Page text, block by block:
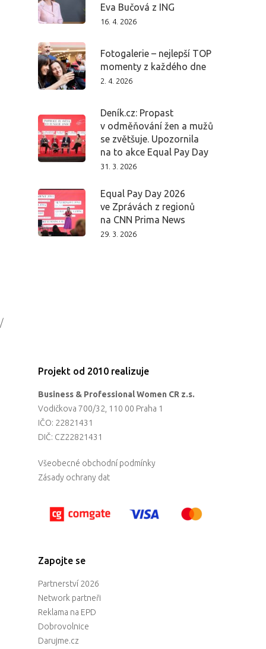
Eva Bučová z ING
16. 4. 2026
Fotogalerie – nejlepší TOP
momenty z každého dne
2. 4. 2026
Deník.cz: Propast
v odměňování žen a mužů
se zvětšuje. Upozornila
na to akce Equal Pay Day
31. 3. 2026
Equal Pay Day 2026
ve Zprávách z regionů
na CNN Prima News
29. 3. 2026
/
Projekt od 2010 realizuje
Business & Professional Women CR z.s.
Vodičkova 700/32, 110 00 Praha 1
IČO: 22821431
DIČ: CZ22821431
Všeobecné obchodní podmínky
Zásady ochrany dat
Zapojte se
Partnerství 2026
Network partneři
Reklama na EPD
Dobrovolnice
Darujme.cz